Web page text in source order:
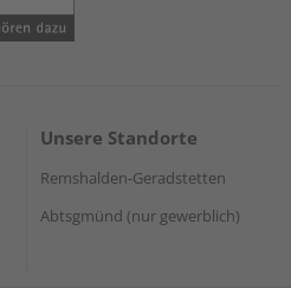
Unsere Standorte
Remshalden-Geradstetten
Abtsgmünd (nur gewerblich)